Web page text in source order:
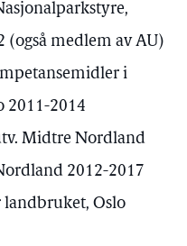
medlem av AU)
i
2011-2014
Midtre Nordland
2012-2017
Oslo